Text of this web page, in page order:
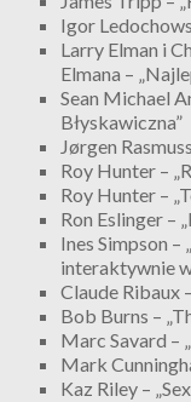
Igor
Larry Elman i
Elmana –
Sean Michael
Błyskawiczna”
Jørgen
Roy Hunter –
Roy Hunter –
Ron Eslinger –
Ines Simpson
interaktywnie
Claude Ribaux
Bob Burns –
Marc Savard –
Mark
Kaz Riley –